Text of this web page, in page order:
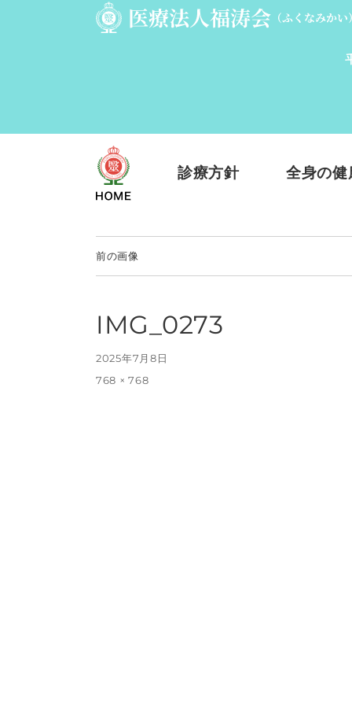
診療方針 全身の健
前の画像
IMG_0273
投
2025年7月8日
フ
768 × 768